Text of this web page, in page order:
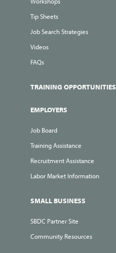
Tip Sheets
Job Search Strategies
Videos
FAQs
TRAINING OPPORTUNITIES
EMPLOYERS
Job Board
Training Assistance
Recruitment Assistance
Labor Market Information
SMALL BUSINESS
SBDC Partner Site
Community Resources